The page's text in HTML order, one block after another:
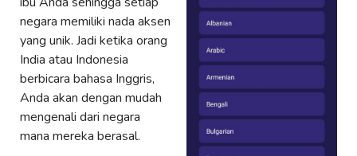
negara memiliki nada aksen
yang unik. Jadi ketika orang
India atau Indonesia
berbicara bahasa Inggris,
Anda akan dengan mudah
mengenali dari negara
mana mereka berasal.